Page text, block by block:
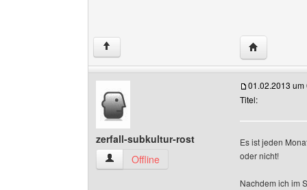
↑ Website
zerfall-subkultur-rost
zerfall-subkultur-rost Benutzer-Profile anzeigen
Offline
01.02.2013 um
Titel:
Es ist jeden
oder nicht!
Nachdem ich im